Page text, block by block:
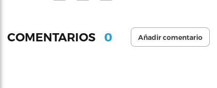
COMENTARIOS 0 Añadir comentario